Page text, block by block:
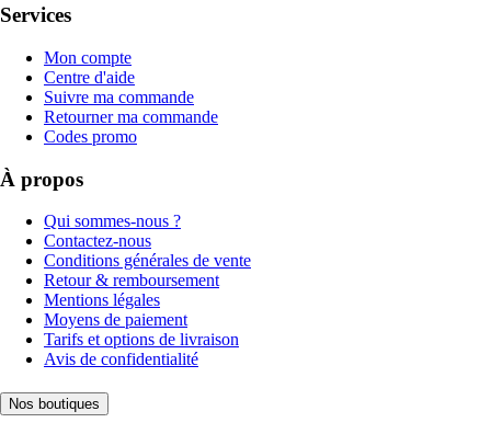
Services
Mon compte
Centre d'aide
Suivre ma commande
Retourner ma commande
Codes promo
À propos
Qui sommes-nous ?
Contactez-nous
Conditions générales de vente
Retour & remboursement
Mentions légales
Moyens de paiement
Tarifs et options de livraison
Avis de confidentialité
Nos boutiques